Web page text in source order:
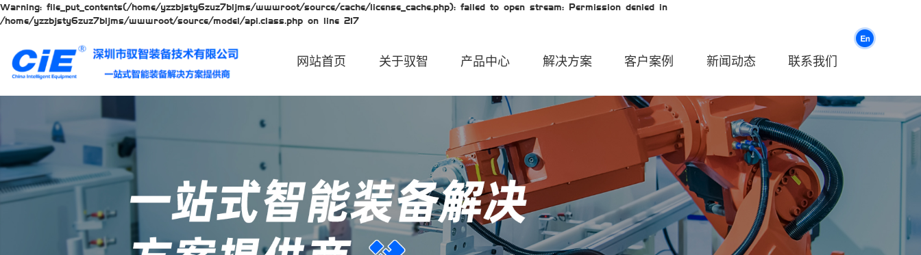
Warning: file_put_contents(/home/yzzbjsty6zuz7bljms/wwwroot/source/cache/license_cache.php): failed to open stream: Permission denied in
/home/yzzbjsty6zuz7bljms/wwwroot/source/model/api.class.php on line 217
网站首页 关于驭智 产品中心 解决方案 客户案例 新闻动态 联系我们